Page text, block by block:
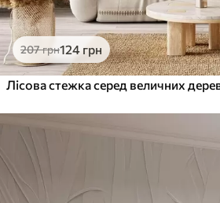
207грн124 грн